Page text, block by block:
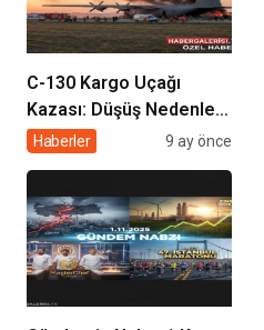
C-130 Kargo Uçağı
Kazası: Düşüş Nedenleri
ve Sonuçları
Haberler 9 ay önce